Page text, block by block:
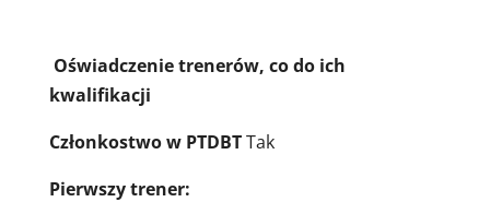
Oświadczenie trenerów, co do ich
kwalifikacji
Członkostwo w PTDBTTak
Pierwszy trener: